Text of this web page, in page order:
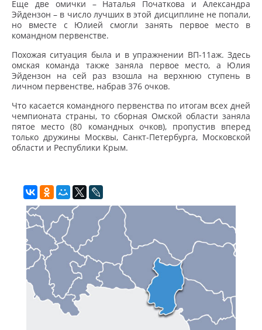
Еще две омички – Наталья Початкова и Александра
Эйдензон – в число лучших в этой дисциплине не попали,
но вместе с Юлией смогли занять первое место в
командном первенстве.
Похожая ситуация была и в упражнении ВП-11аж. Здесь
омская команда также заняла первое место, а Юлия
Эйдензон на сей раз взошла на верхнюю ступень в
личном первенстве, набрав 376 очков.
Что касается командного первенства по итогам всех дней
чемпионата страны, то сборная Омской области заняла
пятое место (80 командных очков), пропустив вперед
только дружины Москвы, Санкт-Петербурга, Московской
области и Республики Крым.